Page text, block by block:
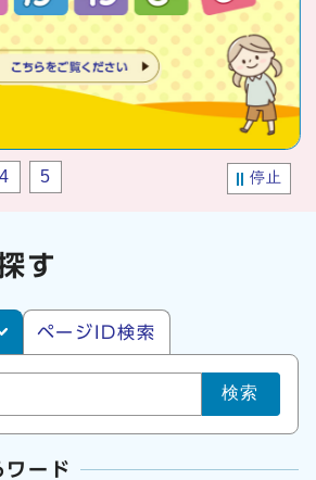
停止
4 5
す
ID検索
ページID検索
検索
ワード